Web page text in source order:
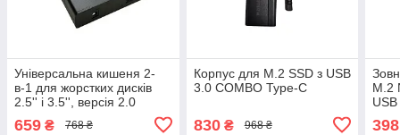
Універсальна кишеня 2-
в-1 для жорстких дисків
2.5'' і 3.5'', версія 2.0
659 ₴ 768 ₴
Корпус для M.2 SSD з USB
3.0 COMBO Type-C
830₴ 968 ₴
M.2
398